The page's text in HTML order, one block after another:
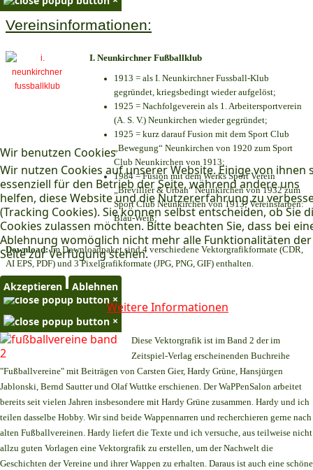
Wir benutzen Cookies
Wir nutzen Cookies auf unserer Website. Einige von ihnen
essenziell für den Betrieb der Seite, während andere uns
helfen, diese Website und die Nutzererfahrung zu
(Tracking Cookies). Sie können selbst entscheiden, ob Sie
Cookies zulassen möchten. Bitte beachten Sie, dass bei
Ablehnung womöglich nicht mehr alle Funktionalitäten der
Seite zur Verfügung stehen.
Akzeptieren Ablehnen
Weitere Informationen
Vereinsinformationen:
I. Neunkirchner Fußballklub
1913 = als I. Neunkirchner Fussball-Klub
gegründet, kriegsbedingt wieder aufgelöst;
1925 = Nachfolgeverein als 1. Arbeitersportverein
(A. S. V.) Neunkirchen wieder gegründet;
1925 = kurz darauf Fusion mit dem Sport Club
„Bewegung“ Neunkirchen von 1920 zum Sport
Club Neunkirchen von 1913;
1984 = Fusion mit dem Werks Sport Verein
„Brevillier & Urban“ Neunkirchen von 1932 zum
Sport Club Neunkirchen von 1913; Vereinsfarben:
Blau-Weiß;
Download:Im Downloadpaket sind 4 verschiedene Vektorgrafikformate (CDR,
AI EPS, PDF) und 3 Pixelgrafikformate (JPG, PNG, GIF) enthalten.
×
×
Diese Vektorgrafik ist im Band 2 der im
Zeitspiel-Verlag erscheinenden Buchreihe
"Fußballvereine" mit Beiträgen von Carsten Gier, Hardy Grüne, Hansjürgen
Jablonski, Bernd Sautter und Olaf Wuttke erschienen. Der WaPPenSalon arbeitet
bereits seit vielen Jahren insbesondere mit Hardy Grüne zusammen. Hardy und ich
teilen dasselbe Hobby. Wir sind beide Wappennarren und recherchieren gerne nach
alten Fußballvereinen. Hardy liefert die Texte und ich versuche, aus teilweise nicht
allzu guten Vorlagen eine Vektorgrafik zu erstellen, um der Nachwelt die
Geschichten der Vereine und ihrer Wappen zu erhalten. Daraus ist auch eine schöne